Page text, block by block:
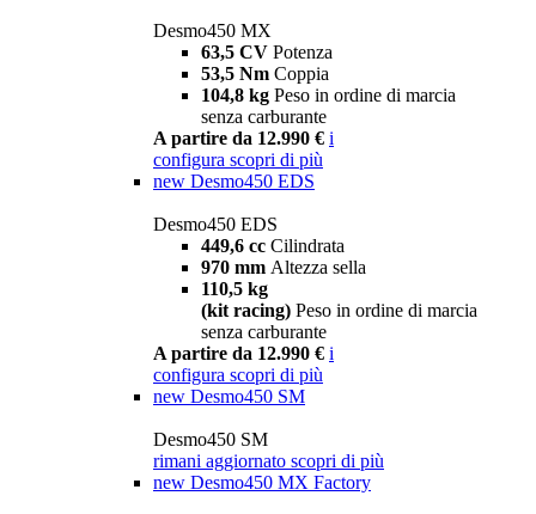
Desmo450 MX
63,5 CV Potenza
53,5 Nm Coppia
104,8 kg Peso in ordine di marcia
senza carburante
A partire da 12.990 € i
configura scopri di più
new Desmo450 EDS
Desmo450 EDS
449,6 cc Cilindrata
970 mm Altezza sella
110,5 kg
(kit racing) Peso in ordine di marcia
senza carburante
A partire da 12.990 € i
configura scopri di più
new Desmo450 SM
Desmo450 SM
rimani aggiornato scopri di più
new Desmo450 MX Factory